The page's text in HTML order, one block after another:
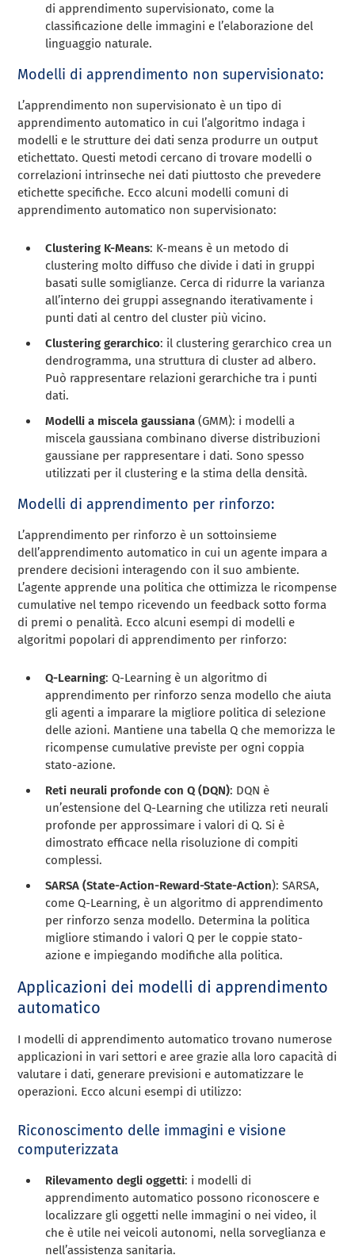
di apprendimento supervisionato, come la
classificazione delle immagini e l’elaborazione del
linguaggio naturale.
Modelli di apprendimento non supervisionato:
L’apprendimento non supervisionato è un tipo di
apprendimento automatico in cui l’algoritmo indaga i
modelli e le strutture dei dati senza produrre un output
etichettato. Questi metodi cercano di trovare modelli o
correlazioni intrinseche nei dati piuttosto che prevedere
etichette specifiche. Ecco alcuni modelli comuni di
apprendimento automatico non supervisionato:
Clustering K-Means: K-means è un metodo di
clustering molto diffuso che divide i dati in gruppi
basati sulle somiglianze. Cerca di ridurre la varianza
all’interno dei gruppi assegnando iterativamente i
punti dati al centro del cluster più vicino.
Clustering gerarchico: il clustering gerarchico crea un
dendrogramma, una struttura di cluster ad albero.
Può rappresentare relazioni gerarchiche tra i punti
dati.
Modelli a miscela gaussiana (GMM): i modelli a
miscela gaussiana combinano diverse distribuzioni
gaussiane per rappresentare i dati. Sono spesso
utilizzati per il clustering e la stima della densità.
Modelli di apprendimento per rinforzo:
L’apprendimento per rinforzo è un sottoinsieme
dell’apprendimento automatico in cui un agente impara a
prendere decisioni interagendo con il suo ambiente.
L’agente apprende una politica che ottimizza le ricompense
cumulative nel tempo ricevendo un feedback sotto forma
di premi o penalità. Ecco alcuni esempi di modelli e
algoritmi popolari di apprendimento per rinforzo:
Q-Learning: Q-Learning è un algoritmo di
apprendimento per rinforzo senza modello che aiuta
gli agenti a imparare la migliore politica di selezione
delle azioni. Mantiene una tabella Q che memorizza le
ricompense cumulative previste per ogni coppia
stato-azione.
Reti neurali profonde con Q (DQN): DQN è
un’estensione del Q-Learning che utilizza reti neurali
profonde per approssimare i valori di Q. Si è
dimostrato efficace nella risoluzione di compiti
complessi.
SARSA (State-Action-Reward-State-Action): SARSA,
come Q-Learning, è un algoritmo di apprendimento
per rinforzo senza modello. Determina la politica
migliore stimando i valori Q per le coppie stato-
azione e impiegando modifiche alla politica.
Applicazioni dei modelli di apprendimento
automatico
I modelli di apprendimento automatico trovano numerose
applicazioni in vari settori e aree grazie alla loro capacità di
valutare i dati, generare previsioni e automatizzare le
operazioni. Ecco alcuni esempi di utilizzo:
Riconoscimento delle immagini e visione
computerizzata
Rilevamento degli oggetti: i modelli di
apprendimento automatico possono riconoscere e
localizzare gli oggetti nelle immagini o nei video, il
che è utile nei veicoli autonomi, nella sorveglianza e
nell’assistenza sanitaria.